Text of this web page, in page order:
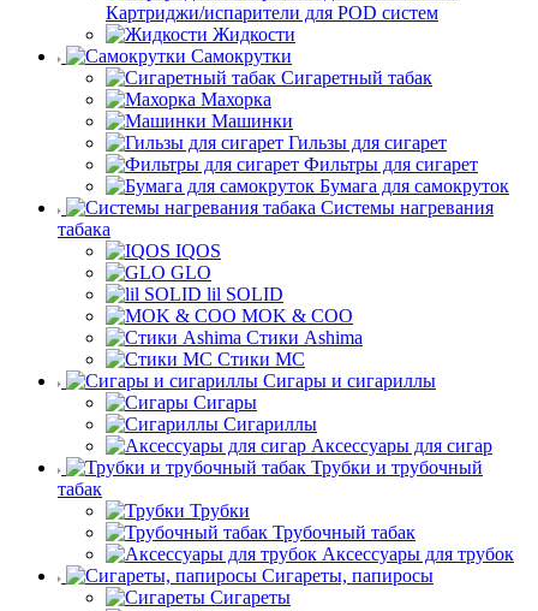
Картриджи/испарители для POD систем
Жидкости
Самокрутки
Сигаретный табак
Махорка
Машинки
Гильзы для сигарет
Фильтры для сигарет
Бумага для самокруток
Системы нагревания
табака
IQOS
GLO
lil SOLID
MOK & COO
Стики Ashima
Стики MC
Сигары и сигариллы
Сигары
Сигариллы
Аксессуары для сигар
Трубки и трубочный
табак
Трубки
Трубочный табак
Аксессуары для трубок
Сигареты, папиросы
Сигареты